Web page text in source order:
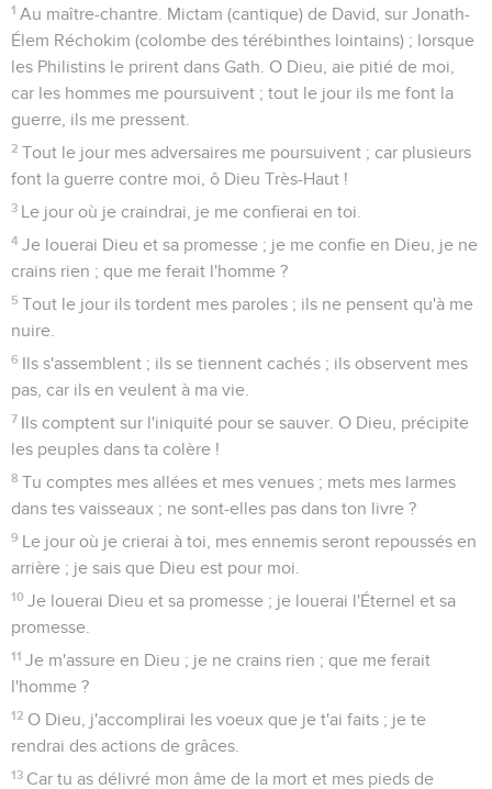
1 Au maître-chantre. Mictam (cantique) de David, sur Jonath-
Élem Réchokim (colombe des térébinthes lointains) ; lorsque
les Philistins le prirent dans Gath. O Dieu, aie pitié de moi,
car les hommes me poursuivent ; tout le jour ils me font la
guerre, ils me pressent.
2 Tout le jour mes adversaires me poursuivent ; car plusieurs
font la guerre contre moi, ô Dieu Très-Haut !
3 Le jour où je craindrai, je me confierai en toi.
4 Je louerai Dieu et sa promesse ; je me confie en Dieu, je ne
crains rien ; que me ferait l'homme ?
5 Tout le jour ils tordent mes paroles ; ils ne pensent qu'à me
nuire.
6 Ils s'assemblent ; ils se tiennent cachés ; ils observent mes
pas, car ils en veulent à ma vie.
7 Ils comptent sur l'iniquité pour se sauver. O Dieu, précipite
les peuples dans ta colère !
8 Tu comptes mes allées et mes venues ; mets mes larmes
dans tes vaisseaux ; ne sont-elles pas dans ton livre ?
9 Le jour où je crierai à toi, mes ennemis seront repoussés en
arrière ; je sais que Dieu est pour moi.
10 Je louerai Dieu et sa promesse ; je louerai l'Éternel et sa
promesse.
11 Je m'assure en Dieu ; je ne crains rien ; que me ferait
l'homme ?
12 O Dieu, j'accomplirai les voeux que je t'ai faits ; je te
rendrai des actions de grâces.
13 Car tu as délivré mon âme de la mort et mes pieds de